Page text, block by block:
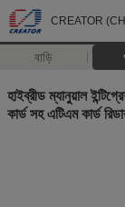
CREATOR
বাড়ি
হাইব্রীড ম্যানুয়াল
কার্ড সহ এটিএম কার্ড